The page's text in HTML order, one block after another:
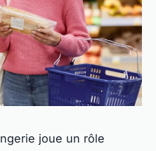
joue un rôle